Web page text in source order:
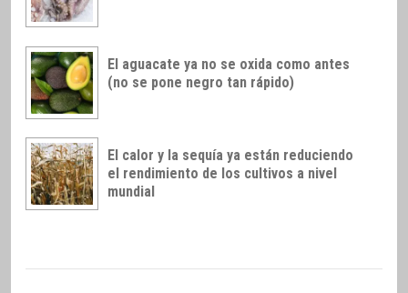
El aguacate ya no se oxida como antes
(no se pone negro tan rápido)
El calor y la sequía ya están reduciendo
el rendimiento de los cultivos a nivel
mundial